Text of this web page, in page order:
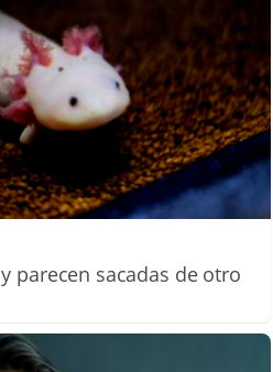
parecen sacadas de otro